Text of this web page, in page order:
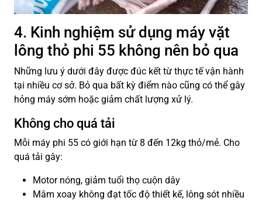
4. Kinh nghiệm sử dụng máy vặt
lông thỏ phi 55 không nên bỏ qua
Những lưu ý dưới đây được đúc kết từ thực tế vận hành
tại nhiều cơ sở. Bỏ qua bất kỳ điểm nào cũng có thể gây
hỏng máy sớm hoặc giảm chất lượng xử lý.
Không cho quá tải
Mỗi máy phi 55 có giới hạn từ 8 đến 12kg thỏ/mẻ. Cho
quá tải gây:
Motor nóng, giảm tuổi thọ cuộn dây
Mâm xoay không đạt tốc độ thiết kế, lông sót nhiều